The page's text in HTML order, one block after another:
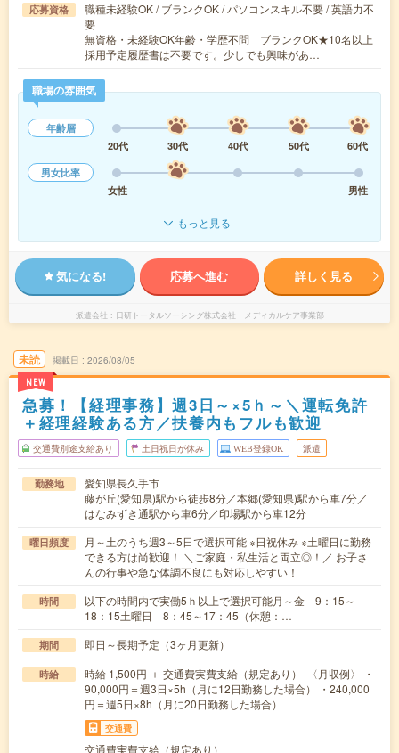
応募資格
職種未経験OK / ブランクOK / パソコンスキル不要 / 英語力不
要
無資格・未経験OK年齢・学歴不問 ブランクOK★10名以上
採用予定履歴書は不要です。少しでも興味があ…
職場の雰囲気
年齢層
20代
30代 40代 50代
60代
男女比率
女性
男性
もっと見る
気になる! 応募へ進む 詳しく見る
派遣会社 日研トータルソーシング株式会社 メディカルケア事業部
未読
NEW
掲載日 2026/08/05
急募！【経理事務】週3日～×5ｈ～＼運転免許
＋経理経験ある方／扶養内もフルも歓迎
交通費別途支給あり 土日祝日が休み WEB登録OK 派遣
勤務地
愛知県長久手市
藤が丘(愛知県)駅から徒歩8分／本郷(愛知県)駅から車7分／
はなみずき通駅から車6分／印場駅から車12分
曜日頻度
月～土のうち週3～5日で選択可能 ※日祝休み ※土曜日に勤務
できる方は尚歓迎！ ＼ご家庭・私生活と両立◎！／ お子さ
んの行事や急な体調不良にも対応しやすい！
時間
以下の時間内で実働5ｈ以上で選択可能月～金 9：15～
18：15土曜日 8：45～17：45（休憩：…
期間 即日～長期予定（3ヶ月更新）
時給
時給 1,500円 ＋ 交通費実費支給（規定あり） 〈月収例〉 ・
90,000円＝週3日×5h（月に12日勤務した場合） ・240,000
円＝週5日×8h（月に20日勤務した場合）
交通費
交通費実費支給（規定あり）